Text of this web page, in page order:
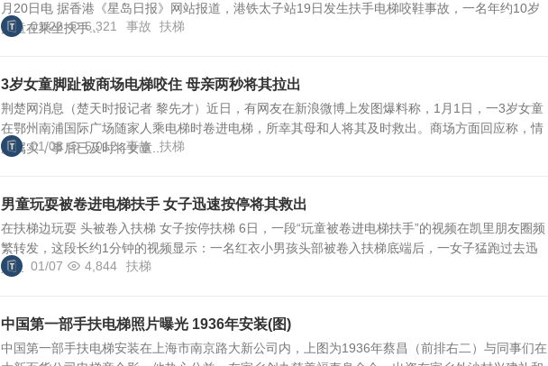
月20日电 据香港《星岛日报》网站报道，港铁太子站19日发生扶手电梯咬鞋事故，一名年约10岁
男童在乘坐扶手...
01/20 6,321 事故 扶梯
3岁女童脚趾被商场电梯咬住 母亲两秒将其拉出
荆楚网消息（楚天时报记者 黎先才）近日，有网友在新浪微博上发图爆料称，1月1日，一3岁女童
在鄂州南浦国际广场随家人乘电梯时卷进电梯，所幸其母和人将其及时救出。商场方面回应称，情
况属实，事后已及时将女童...
01/08 5,012 事故 扶梯
男童玩耍被卷进电梯扶手 女子迅速按停将其救出
在扶梯边玩耍 头被卷入扶梯 女子按停扶梯 6日，一段“玩童被卷进电梯扶手”的视频在凯里朋友圈频
繁转发，这段长约1分钟的视频显示：一名红衣小男孩头部被卷入扶梯底端后，一女子猛跑过去迅
速... 01/07 4,844 扶梯
中国第一部手扶电梯照片曝光 1936年安装(图)
中国第一部手扶电梯安装在上海市南京路大新公司内，上图为1936年蔡昌（前排右二）与同事们在